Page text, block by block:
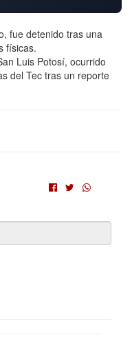
fue detenido tras una
físicas.
Luis Potosí, ocurrido
del Tec tras un reporte